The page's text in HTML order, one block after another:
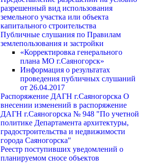
разрешенный вид использования
земельного участка или объекта
капитального строительства
Публичные слушания по Правилам
землепользования и застройки
«Корректировка генерального
плана МО г.Саяногорск»
Информация о результатах
проведения публичных слушаний
от 26.04.2017
Распоряжение ДАГН г.Саяногорска О
внесении изменений в распоряжение
ДАГН г.Саяногорска № 948 "По учетной
политике Департамента архитектуры,
градостроительства и недвижимости
города Саяногорска"
Реестр поступивших уведомлений о
планируемом сносе объектов